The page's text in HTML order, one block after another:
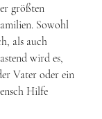
größten
Sowohl
als auch
wird es,
Vater oder ein
Hilfe